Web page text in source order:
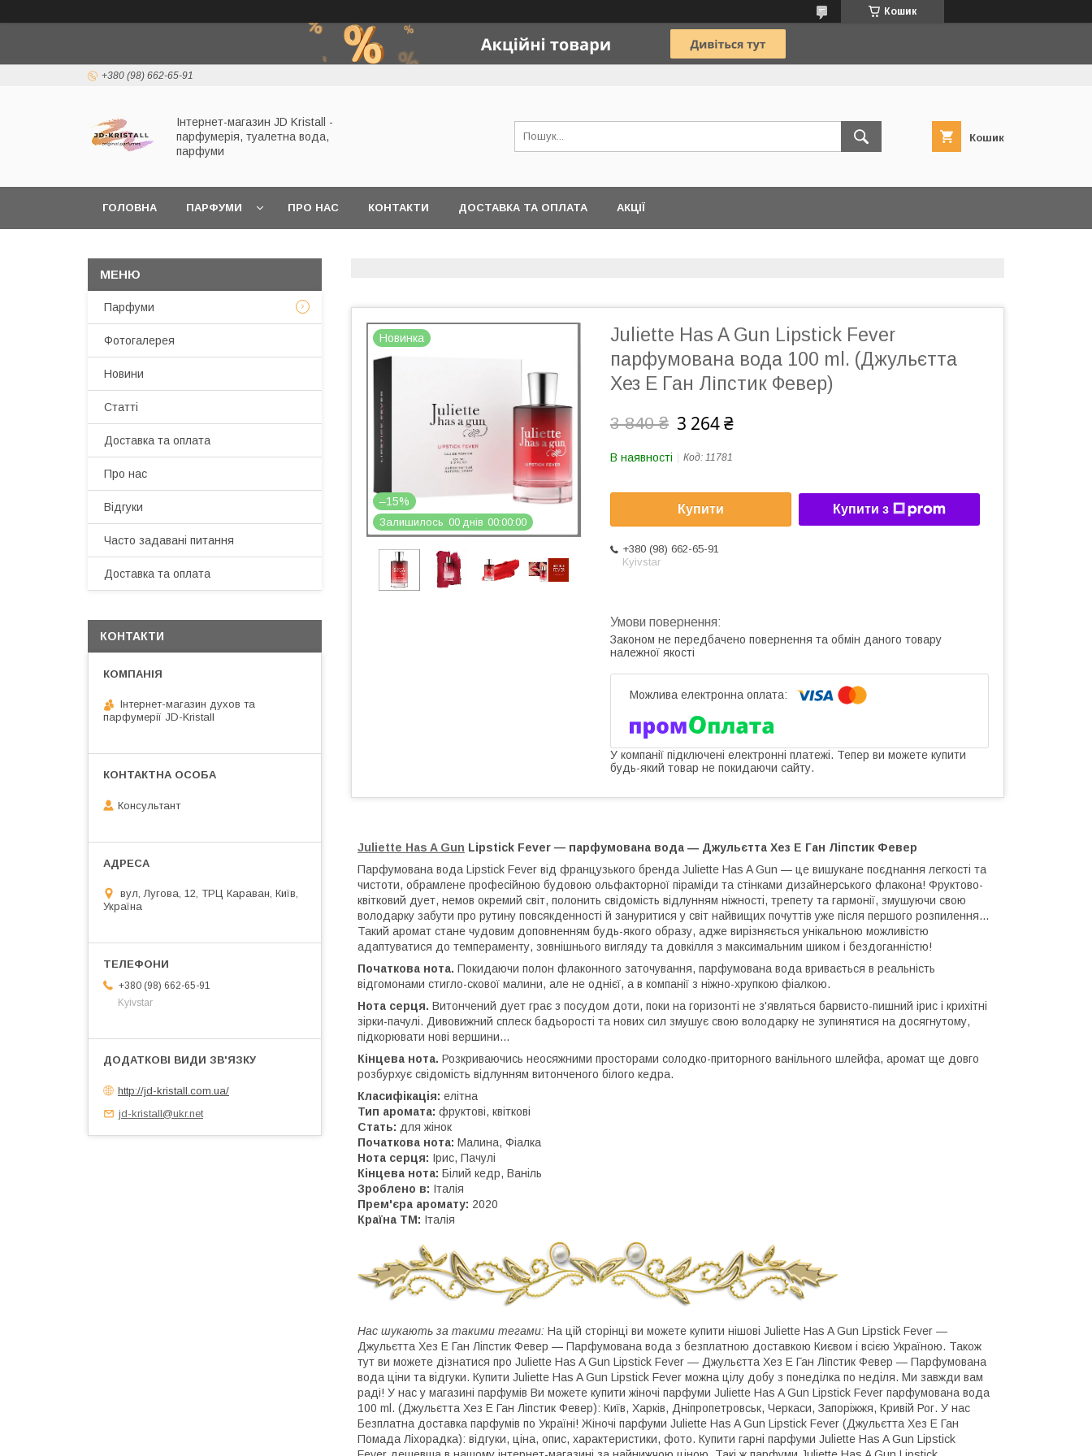
Кошик
+380 (98) 662-65-91
Інтернет-магазин JD Kristall -
парфумерія, туалетна вода,
парфуми
Кошик
ГОЛОВНА ПАРФУМИ ПРО НАС КОНТАКТИ ДОСТАВКА ТА ОПЛАТА АКЦІЇ
Новинка
–15%
Залишилось 00 днів 00 00 00
Juliette Has A Gun Lipstick Fever
парфумована вода 100 ml. (Джульєтта
Хез Е Ган Ліпстик Февер)
3 840 ₴ 3 264 ₴
В наявності Код: 11781
Купити Купити з
+380 (98) 662-65-91
Kyivstar
Законом не передбачено повернення та обмін даного товару
належної якості
У компанії підключені електронні платежі. Тепер ви можете купити
будь-який товар не покидаючи сайту.
Juliette Has A Gun Lipstick Fever — парфумована вода ― Джульєтта Хез Е Ган Ліпстик Февер
Парфумована вода Lipstick Fever від французького бренда Juliette Has A Gun — це вишукане поєднання легкості та
чистоти, обрамлене професійною будовою ольфакторної піраміди та стінками дизайнерського флакона! Фруктово-
квітковий дует, немов окремий світ, полонить свідомість відлунням ніжності, трепету та гармонії, змушуючи свою
володарку забути про рутину повсякденності й зануритися у світ найвищих почуттів уже після першого розпилення...
Такий аромат стане чудовим доповненням будь-якого образу, адже вирізняється унікальною можливістю
адаптуватися до темпераменту, зовнішнього вигляду та довкілля з максимальним шиком і бездоганністю!
Початкова нота. Покидаючи полон флаконного заточування, парфумована вода вривається в реальність
відгомонами стигло-скової малини, але не однієї, а в компанії з ніжно-хрупкою фіалкою.
Нота серця. Витончений дует грає з посудом доти, поки на горизонті не з'являться барвисто-пишний ірис і крихітні
зірки-пачулі. Дивовижний сплеск бадьорості та нових сил змушує свою володарку не зупинятися на досягнутому,
підкорювати нові вершини...
Кінцева нота. Розкриваючись неосяжними просторами солодко-приторного ванільного шлейфа, аромат ще довго
розбурхує свідомість відлунням витонченого білого кедра.
Класифікація: елітна
Тип аромата: фруктові, квіткові
Стать: для жінок
Початкова нота: Малина, Фіалка
Нота серця: Ірис, Пачулі
Кінцева нота: Білий кедр, Ваніль
Зроблено в: Італія
Прем'єра аромату: 2020
Країна ТМ: Італія
Нас шукають за такими тегами: На цій сторінці ви можете купити нішові Juliette Has A Gun Lipstick Fever ―
Джульєтта Хез Е Ган Ліпстик Февер — Парфумована вода з безплатною доставкою Києвом і всією Україною. Також
тут ви можете дізнатися про Juliette Has A Gun Lipstick Fever ― Джульєтта Хез Е Ган Ліпстик Февер — Парфумована
вода ціни та відгуки. Купити Juliette Has A Gun Lipstick Fever можна цілу добу з понеділка по неділя. Ми завжди вам
раді! У нас у магазині парфумів Ви можете купити жіночі парфуми Juliette Has A Gun Lipstick Fever парфумована вода
100 ml. (Джульєтта Хез Е Ган Ліпстик Февер): Київ, Харків, Дніпропетровськ, Черкаси, Запоріжжя, Кривій Рог. У нас
Безплатна доставка парфумів по Україні! Жіночі парфуми Juliette Has A Gun Lipstick Fever (Джульєтта Хез Е Ган
Помада Ліхорадка): відгуки, ціна, опис, характеристики, фото. Купити гарні парфуми Juliette Has A Gun Lipstick
Парфуми
Фотогалерея
Новини
Статті
Доставка та оплата
Про нас
Відгуки
Часто задавані питання
Доставка та оплата
КОНТАКТИ
Інтернет-магазин духов та
парфумерії JD-Kristall
Консультант
вул, Лугова, 12, ТРЦ Караван, Київ,
Україна
+380 (98) 662-65-91
Kyivstar
http://jd-kristall.com.ua/
jd-kristall@ukr.net